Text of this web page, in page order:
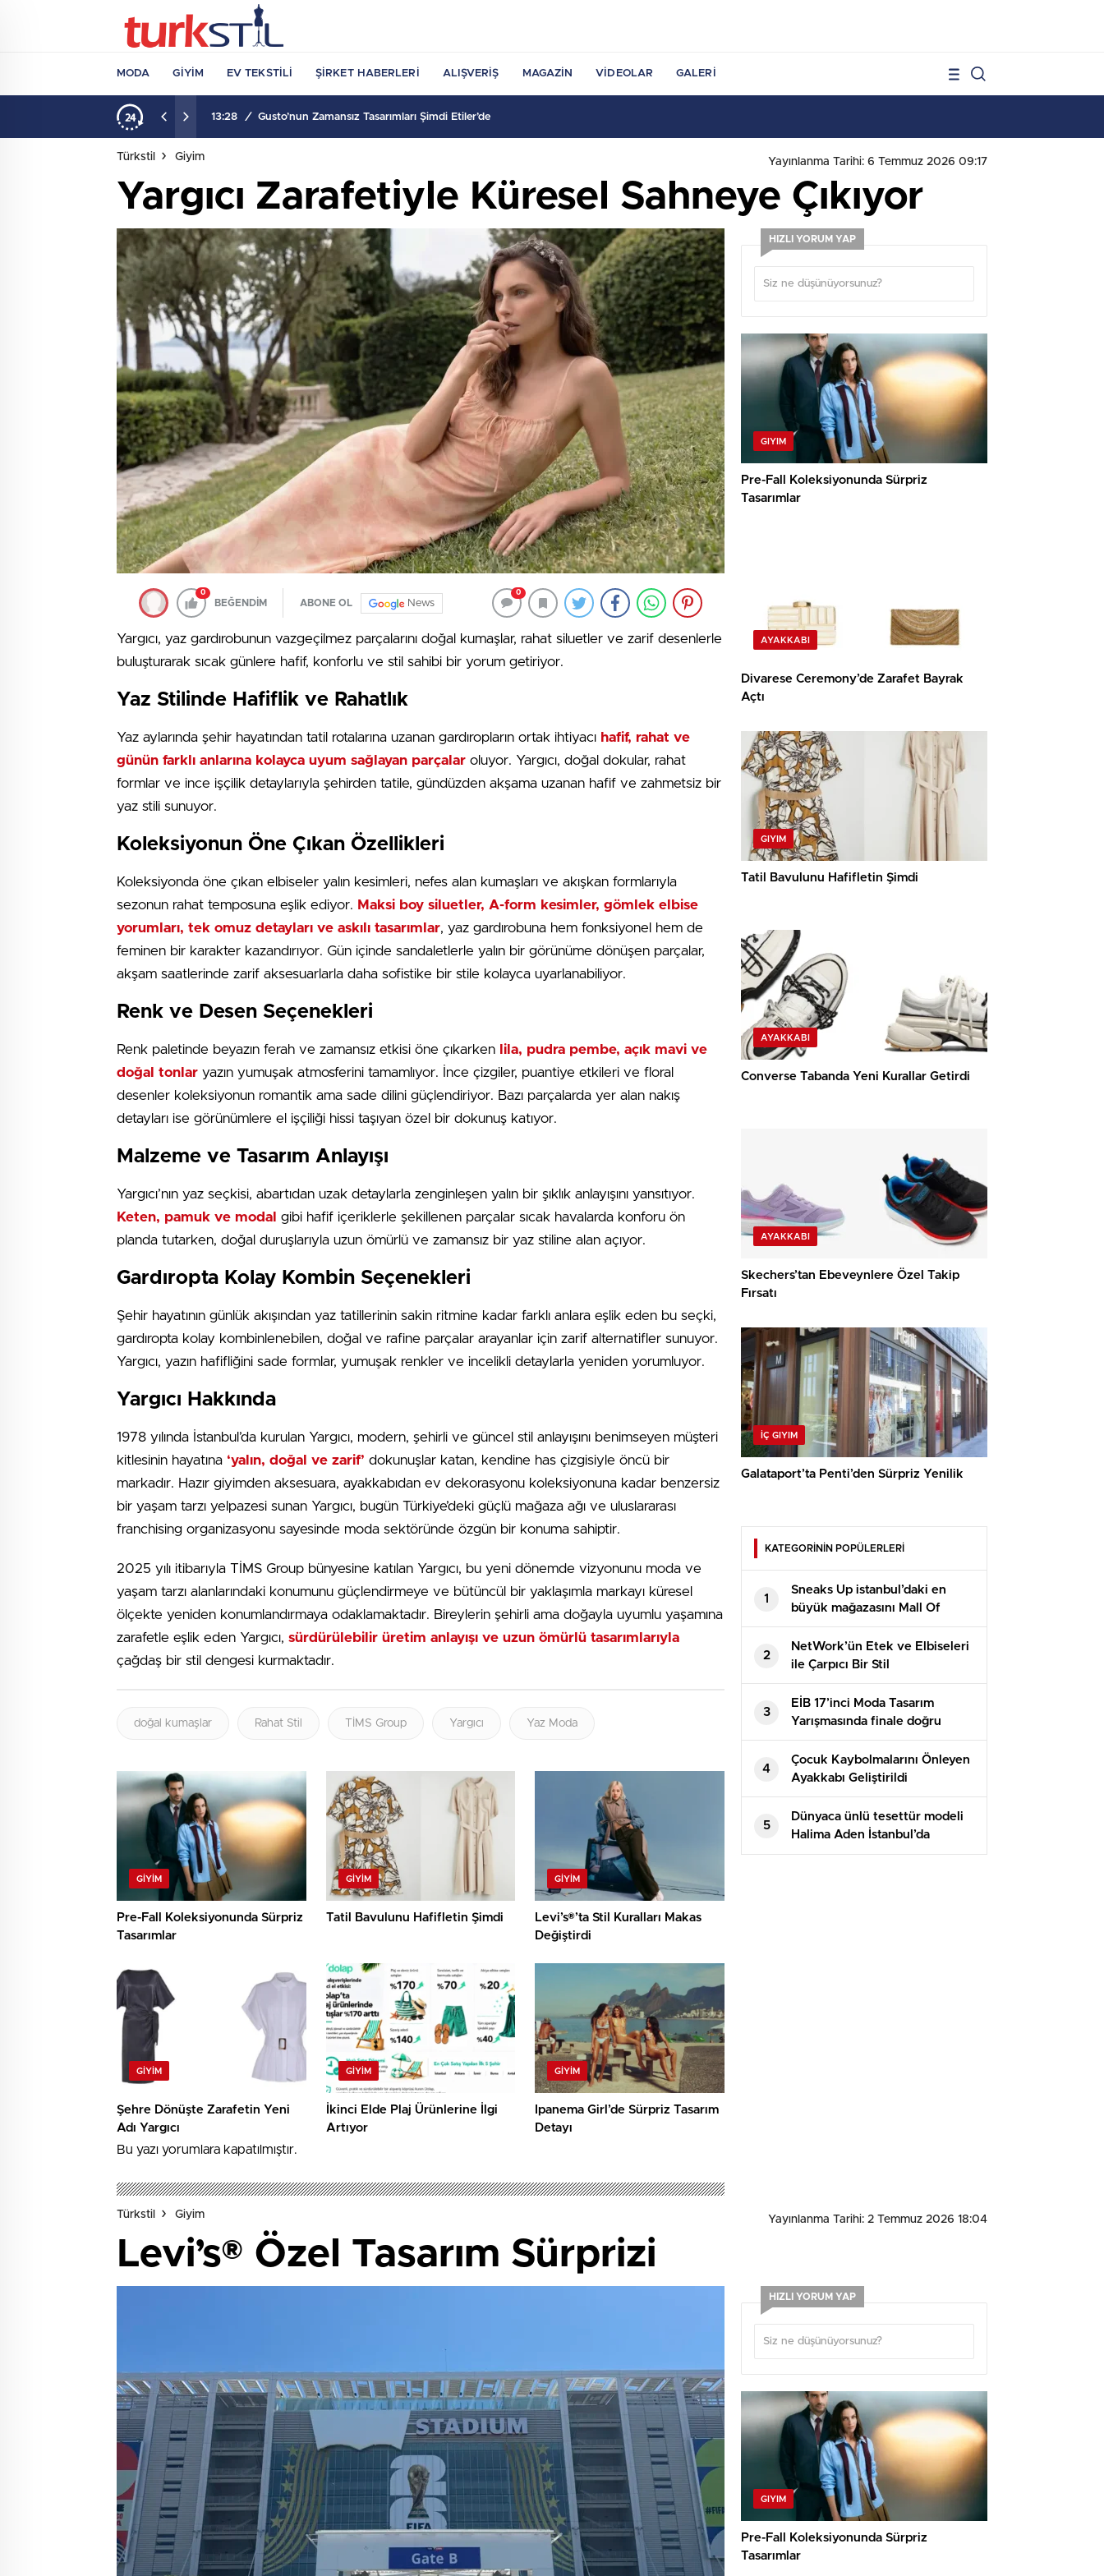
MODA GIYIM EV TEKSTILI ŞIRKET HABERLERI ALIŞVERIŞ MAGAZIN VIDEOLAR GALERI
13:28 / Gusto’nun Zamansız Tasarımları Şimdi Etiler’de
Türkstil Giyim Yayınlanma Tarihi: 6 Temmuz 2026 09:17
Yargıcı Zarafetiyle Küresel Sahneye Çıkıyor
0
BEĞENDİM ABONE OL News
0
Yargıcı, yaz gardırobunun vazgeçilmez parçalarını doğal kumaşlar, rahat siluetler ve zarif desenlerle
buluşturarak sıcak günlere hafif, konforlu ve stil sahibi bir yorum getiriyor.
Yaz Stilinde Hafiflik ve Rahatlık
Yaz aylarında şehir hayatından tatil rotalarına uzanan gardıropların ortak ihtiyacı hafif, rahat ve
günün farklı anlarına kolayca uyum sağlayan parçalar oluyor. Yargıcı, doğal dokular, rahat
formlar ve ince işçilik detaylarıyla şehirden tatile, gündüzden akşama uzanan hafif ve zahmetsiz bir
yaz stili sunuyor.
Koleksiyonun Öne Çıkan Özellikleri
Koleksiyonda öne çıkan elbiseler yalın kesimleri, nefes alan kumaşları ve akışkan formlarıyla
sezonun rahat temposuna eşlik ediyor. Maksi boy siluetler, A-form kesimler, gömlek elbise
yorumları, tek omuz detayları ve askılı tasarımlar, yaz gardırobuna hem fonksiyonel hem de
feminen bir karakter kazandırıyor. Gün içinde sandaletlerle yalın bir görünüme dönüşen parçalar,
akşam saatlerinde zarif aksesuarlarla daha sofistike bir stile kolayca uyarlanabiliyor.
Renk ve Desen Seçenekleri
Renk paletinde beyazın ferah ve zamansız etkisi öne çıkarken
lila, pudra pembe, açık mavi ve
doğal tonlar yazın yumuşak atmosferini tamamlıyor. İnce çizgiler, puantiye etkileri ve floral
desenler koleksiyonun romantik ama sade dilini güçlendiriyor. Bazı parçalarda yer alan nakış
detayları ise görünümlere el işçiliği hissi taşıyan özel bir dokunuş katıyor.
Malzeme ve Tasarım Anlayışı
Yargıcı’nın yaz seçkisi, abartıdan uzak detaylarla zenginleşen yalın bir şıklık anlayışını yansıtıyor.
Keten, pamuk ve modal gibi hafif içeriklerle şekillenen parçalar sıcak havalarda konforu ön
planda tutarken, doğal duruşlarıyla uzun ömürlü ve zamansız bir yaz stiline alan açıyor.
Gardıropta Kolay Kombin Seçenekleri
Şehir hayatının günlük akışından yaz tatillerinin sakin ritmine kadar farklı anlara eşlik eden bu seçki,
gardıropta kolay kombinlenebilen, doğal ve rafine parçalar arayanlar için zarif alternatifler sunuyor.
Yargıcı, yazın hafifliğini sade formlar, yumuşak renkler ve incelikli detaylarla yeniden yorumluyor.
Yargıcı Hakkında
1978 yılında İstanbul’da kurulan Yargıcı, modern, şehirli ve güncel stil anlayışını benimseyen müşteri
kitlesinin hayatına ‘yalın, doğal ve zarif’ dokunuşlar katan, kendine has çizgisiyle öncü bir
markadır. Hazır giyimden aksesuara, ayakkabıdan ev dekorasyonu koleksiyonuna kadar benzersiz
bir yaşam tarzı yelpazesi sunan Yargıcı, bugün Türkiye’deki güçlü mağaza ağı ve uluslararası
franchising organizasyonu sayesinde moda sektöründe özgün bir konuma sahiptir.
2025 yılı itibarıyla TİMS Group bünyesine katılan Yargıcı, bu yeni dönemde vizyonunu moda ve
yaşam tarzı alanlarındaki konumunu güçlendirmeye ve bütüncül bir yaklaşımla markayı küresel
ölçekte yeniden konumlandırmaya odaklamaktadır. Bireylerin şehirli ama doğayla uyumlu yaşamına
zarafetle eşlik eden Yargıcı, sürdürülebilir üretim anlayışı ve uzun ömürlü tasarımlarıyla
çağdaş bir stil dengesi kurmaktadır.
doğal kumaşlar Rahat Stil TİMS Group Yargıcı Yaz Moda
GIYIM
Pre-Fall Koleksiyonunda Sürpriz
Tasarımlar
GIYIM
Tatil Bavulunu Hafifletin Şimdi
GIYIM
Levi’s®’ta Stil Kuralları Makas
Değiştirdi
GIYIM
Şehre Dönüşte Zarafetin Yeni
Adı Yargıcı
GIYIM
İkinci Elde Plaj Ürünlerine İlgi
Artıyor
GIYIM
Ipanema Girl’de Sürpriz Tasarım
Detayı
Bu yazı yorumlara kapatılmıştır.
HIZLI YORUM YAP
GIYIM
Pre-Fall Koleksiyonunda Sürpriz
Tasarımlar
AYAKKABI
Divarese Ceremony’de Zarafet Bayrak
Açtı
GIYIM
Tatil Bavulunu Hafifletin Şimdi
AYAKKABI
Converse Tabanda Yeni Kurallar Getirdi
AYAKKABI
Skechers’tan Ebeveynlere Özel Takip
Fırsatı
İÇ GIYIM
Galataport’ta Penti’den Sürpriz Yenilik
KATEGORİNİN POPÜLERLERİ
1
Sneaks Up istanbul’daki en
büyük mağazasını Mall Of
İstanbul’da açtı
2
NetWork’ün Etek ve Elbiseleri
ile Çarpıcı Bir Stil
3
EİB 17’inci Moda Tasarım
Yarışmasında finale doğru
4
Çocuk Kaybolmalarını Önleyen
Ayakkabı Geliştirildi
5
Dünyaca ünlü tesettür modeli
Halima Aden İstanbul’da
podyuma çıktı
Türkstil Giyim Yayınlanma Tarihi: 2 Temmuz 2026 18:04
Levi’s® Özel Tasarım Sürprizi
HIZLI YORUM YAP
GIYIM
Pre-Fall Koleksiyonunda Sürpriz
Tasarımlar